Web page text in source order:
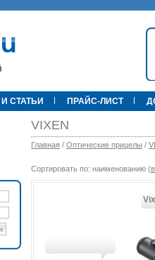
89 000
СТАТЬИ ПРАЙС-ЛИСТ
VIXEN
Главная / Оптические прицелы /
Сортировать по: наименованию (